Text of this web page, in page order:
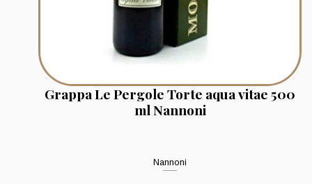
Grappa Le Pergole Torte aqua vitae 500
ml Nannoni
Nannoni